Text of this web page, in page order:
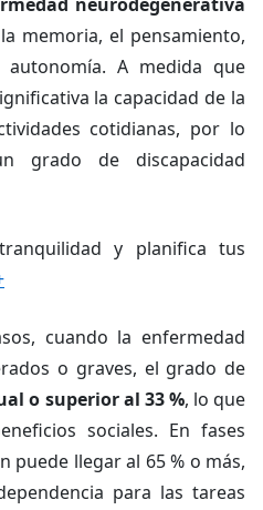
memoria, el pensamiento,
A medida que
la capacidad de la
cotidianas, por lo
grado de discapacidad
y planifica tus
cuando la enfermedad
o graves, el grado de
o superior al 33 %, lo que
sociales. En fases
puede llegar al 65 % o más,
para las tareas